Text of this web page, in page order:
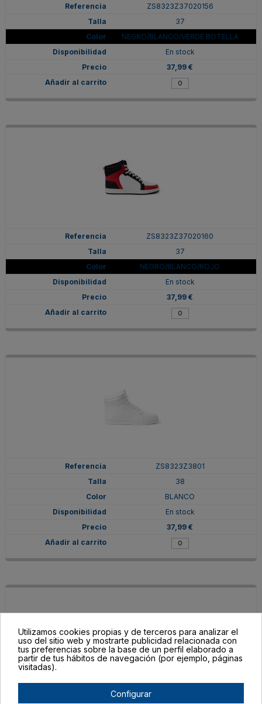
ZS8323Z37020156
37
NEGRO/BLANCO/VERDE BOTELLA
En stock
37,99 €
ZS8323Z37020160
37
NEGRO/BLANCO/ROJO
En stock
37,99 €
ZS8323Z3801
38
BLANCO
En stock
37,99 €
ZS8323Z380155
Utilizamos cookies propias y de terceros para analizar el
uso del sitio web y mostrarte publicidad relacionada con
tus preferencias sobre la base de un perfil elaborado a
partir de tus hábitos de navegación (por ejemplo, páginas
visitadas).
Configurar